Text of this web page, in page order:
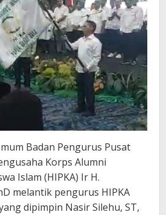
Badan Pengurus Pusat
Korps Alumni
Islam (HIPKA) Ir H.
melantik pengurus HIPKA
dipimpin Nasir Silehu, ST,